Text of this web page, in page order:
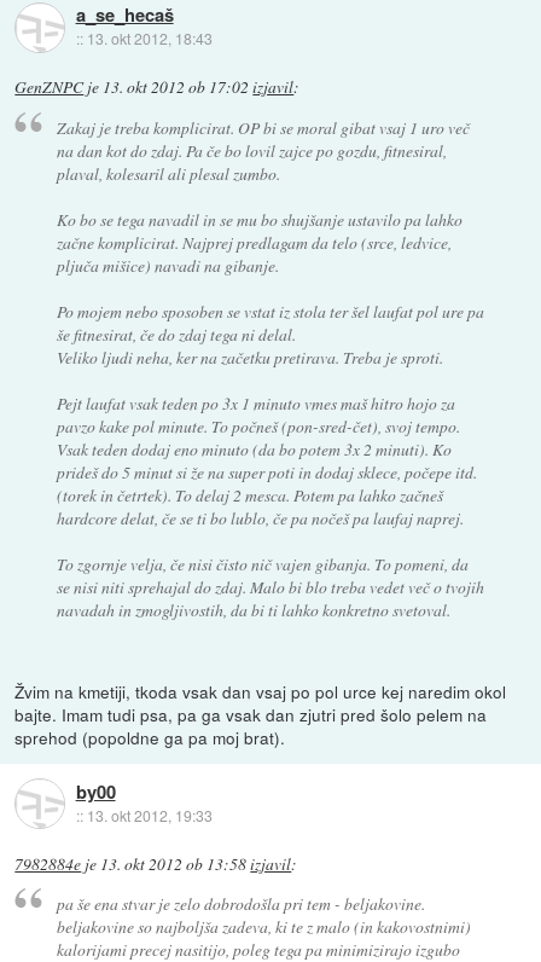
a_se_hecaš
:: 13. okt 2012, 18:43
GenZNPCje 13. okt 2012 ob 17:02 izjavil:
Zakaj je treba komplicirat. OP bi se moral gibat vsaj 1 uro več
na dan kot do zdaj. Pa če bo lovil zajce po gozdu, fitnesiral,
plaval, kolesaril ali plesal zumbo.
Ko bo se tega navadil in se mu bo shujšanje ustavilo pa lahko
začne komplicirat. Najprej predlagam da telo (srce, ledvice,
pljuča mišice) navadi na gibanje.
Po mojem nebo sposoben se vstat iz stola ter šel laufat pol ure pa
še fitnesirat, če do zdaj tega ni delal.
Veliko ljudi neha, ker na začetku pretirava. Treba je sproti.
Pejt laufat vsak teden po 3x 1 minuto vmes maš hitro hojo za
pavzo kake pol minute. To počneš (pon-sred-čet), svoj tempo.
Vsak teden dodaj eno minuto (da bo potem 3x 2 minuti). Ko
prideš do 5 minut si že na super poti in dodaj sklece, počepe itd.
(torek in četrtek). To delaj 2 mesca. Potem pa lahko začneš
hardcore delat, če se ti bo lublo, če pa nočeš pa laufaj naprej.
To zgornje velja, če nisi čisto nič vajen gibanja. To pomeni, da
se nisi niti sprehajal do zdaj. Malo bi blo treba vedet več o tvojih
navadah in zmogljivostih, da bi ti lahko konkretno svetoval.
Žvim na kmetiji, tkoda vsak dan vsaj po pol urce kej naredim okol
bajte. Imam tudi psa, pa ga vsak dan zjutri pred šolo pelem na
sprehod (popoldne ga pa moj brat).
by00
:: 13. okt 2012, 19:33
7982884e je 13. okt 2012 ob 13:58izjavil:
pa še ena stvar je zelo dobrodošla pri tem - beljakovine.
beljakovine so najboljša zadeva, ki te z malo (in kakovostnimi)
kalorijami precej nasitijo, poleg tega pa minimizirajo izgubo